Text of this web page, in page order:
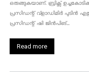
ഒരുങ്ങുകയാണ്. ബ്രിക്സ്
പ്രസിഡന്റ് വ്‌ളാഡിമിർ പുടിൻ
പ്രസിഡന്റ് ഷി ജിൻപിങ്...
Read more